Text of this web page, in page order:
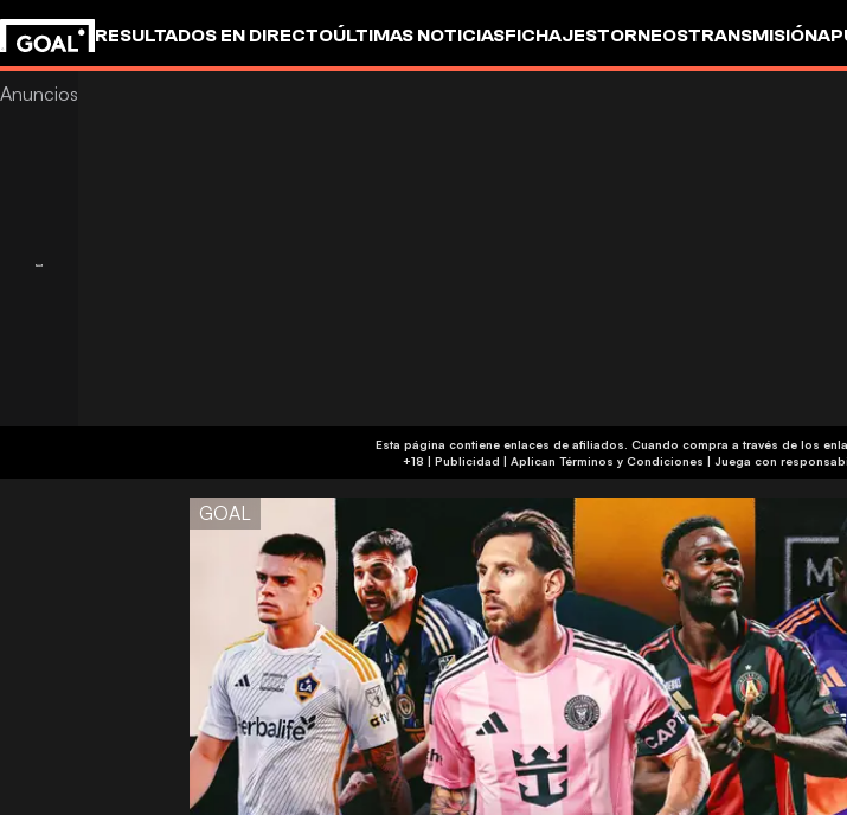
RESULTADOS EN DIRECTOÚLTIMAS NOTICIASFICHAJESTORNEOSTRANSMISIÓN
Esta página contiene enlaces de afiliados. Cuando compra a través de los
+18 | Publicidad | Aplican Términos y Condiciones | Juega con
GOAL